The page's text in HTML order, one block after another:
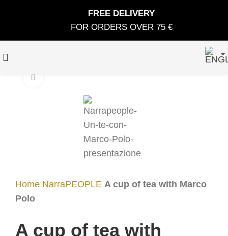
Home NarraPEOPLE A cup of tea with Marco
Polo
A cup of tea with
FREE DELIVERY
FOR ORDERS OVER 75 €